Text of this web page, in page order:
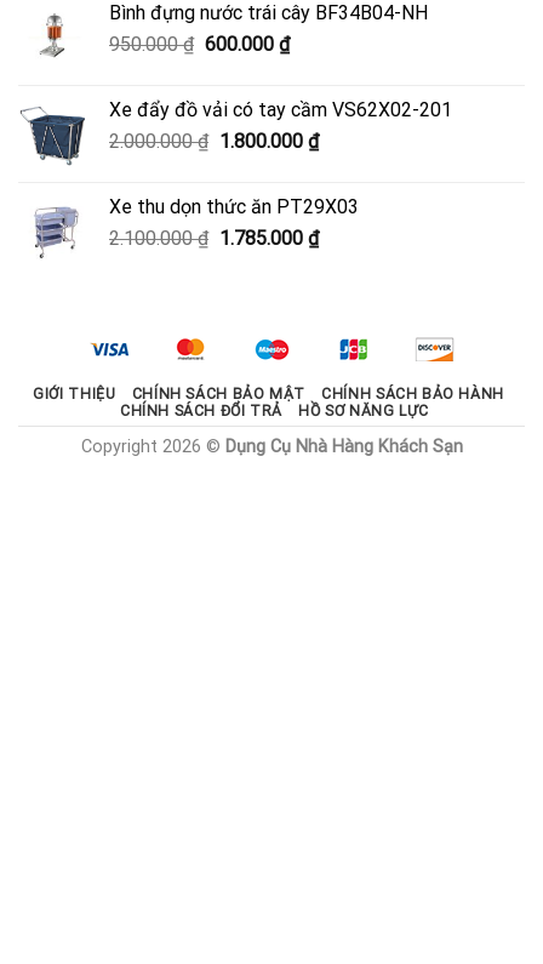
3.700.000 ₫.là:
Bình đựng nước trái cây BF34B04-NH
950.000₫ Giá
950.000 ₫.
600.000 ₫Giá
là:
600.000 ₫.
Xe đẩy đồ vải có tay cầm VS62X02-201
2.000.000₫ Giá
2.000.000 ₫.
1.800.000 ₫Giá
là:
1.800.000 ₫.
Xe thu dọn thức ăn PT29X03
2.100.000₫ Giá
1.785.000 ₫Giá
1.785.000 ₫.
GIỚI THIỆU CHÍNH SÁCH BẢO MẬT
CHÍNH SÁCH BẢO HÀNH
CHÍNH SÁCH ĐỔI TRẢ
HỒ SƠ NĂNG LỰC
Copyright 2026 © Dụng Cụ Nhà Hàng Khách Sạn